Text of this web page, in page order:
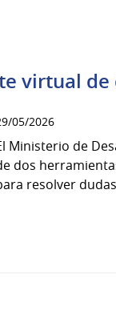
virtual
05/2026
Ministerio de
dos
resolver